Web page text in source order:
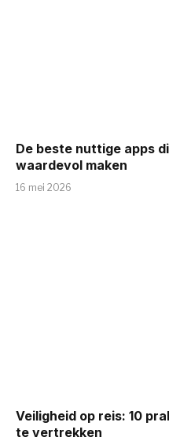
De beste nuttige apps
waardevol maken
16 mei 2026
Veiligheid op reis: 10
te vertrekken